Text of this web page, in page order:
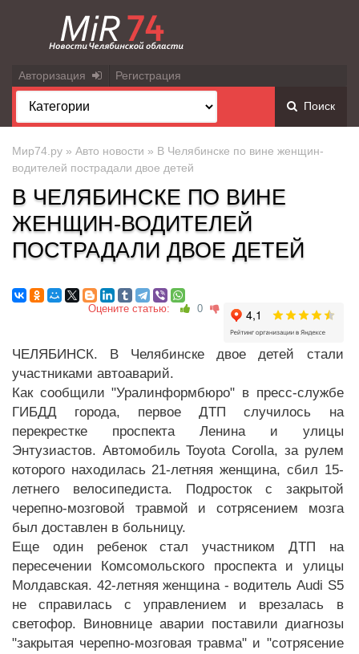
Авторизация Регистрация
Поиск
Мир74.ру » Авто новости » В Челябинске по вине женщин-
водителей пострадали двое детей
В ЧЕЛЯБИНСКЕ ПО ВИНЕ
ЖЕНЩИН-ВОДИТЕЛЕЙ
ПОСТРАДАЛИ ДВОЕ ДЕТЕЙ
Оцените статью: 0
ЧЕЛЯБИНСК. В Челябинске двое детей стали
участниками автоаварий.
Как сообщили "Уралинформбюро" в пресс-службе
ГИБДД города, первое ДТП случилось на
перекрестке проспекта Ленина и улицы
Энтузиастов. Автомобиль Toyota Corolla, за рулем
которого находилась 21-летняя женщина, сбил 15-
летнего велосипедиста. Подросток с закрытой
черепно-мозговой травмой и сотрясением мозга
был доставлен в больницу.
Еще один ребенок стал участником ДТП на
пересечении Комсомольского проспекта и улицы
Молдавская. 42-летняя женщина - водитель Audi S5
не справилась с управлением и врезалась в
светофор. Виновнице аварии поставили диагнозы
"закрытая черепно-мозговая травма" и "сотрясение